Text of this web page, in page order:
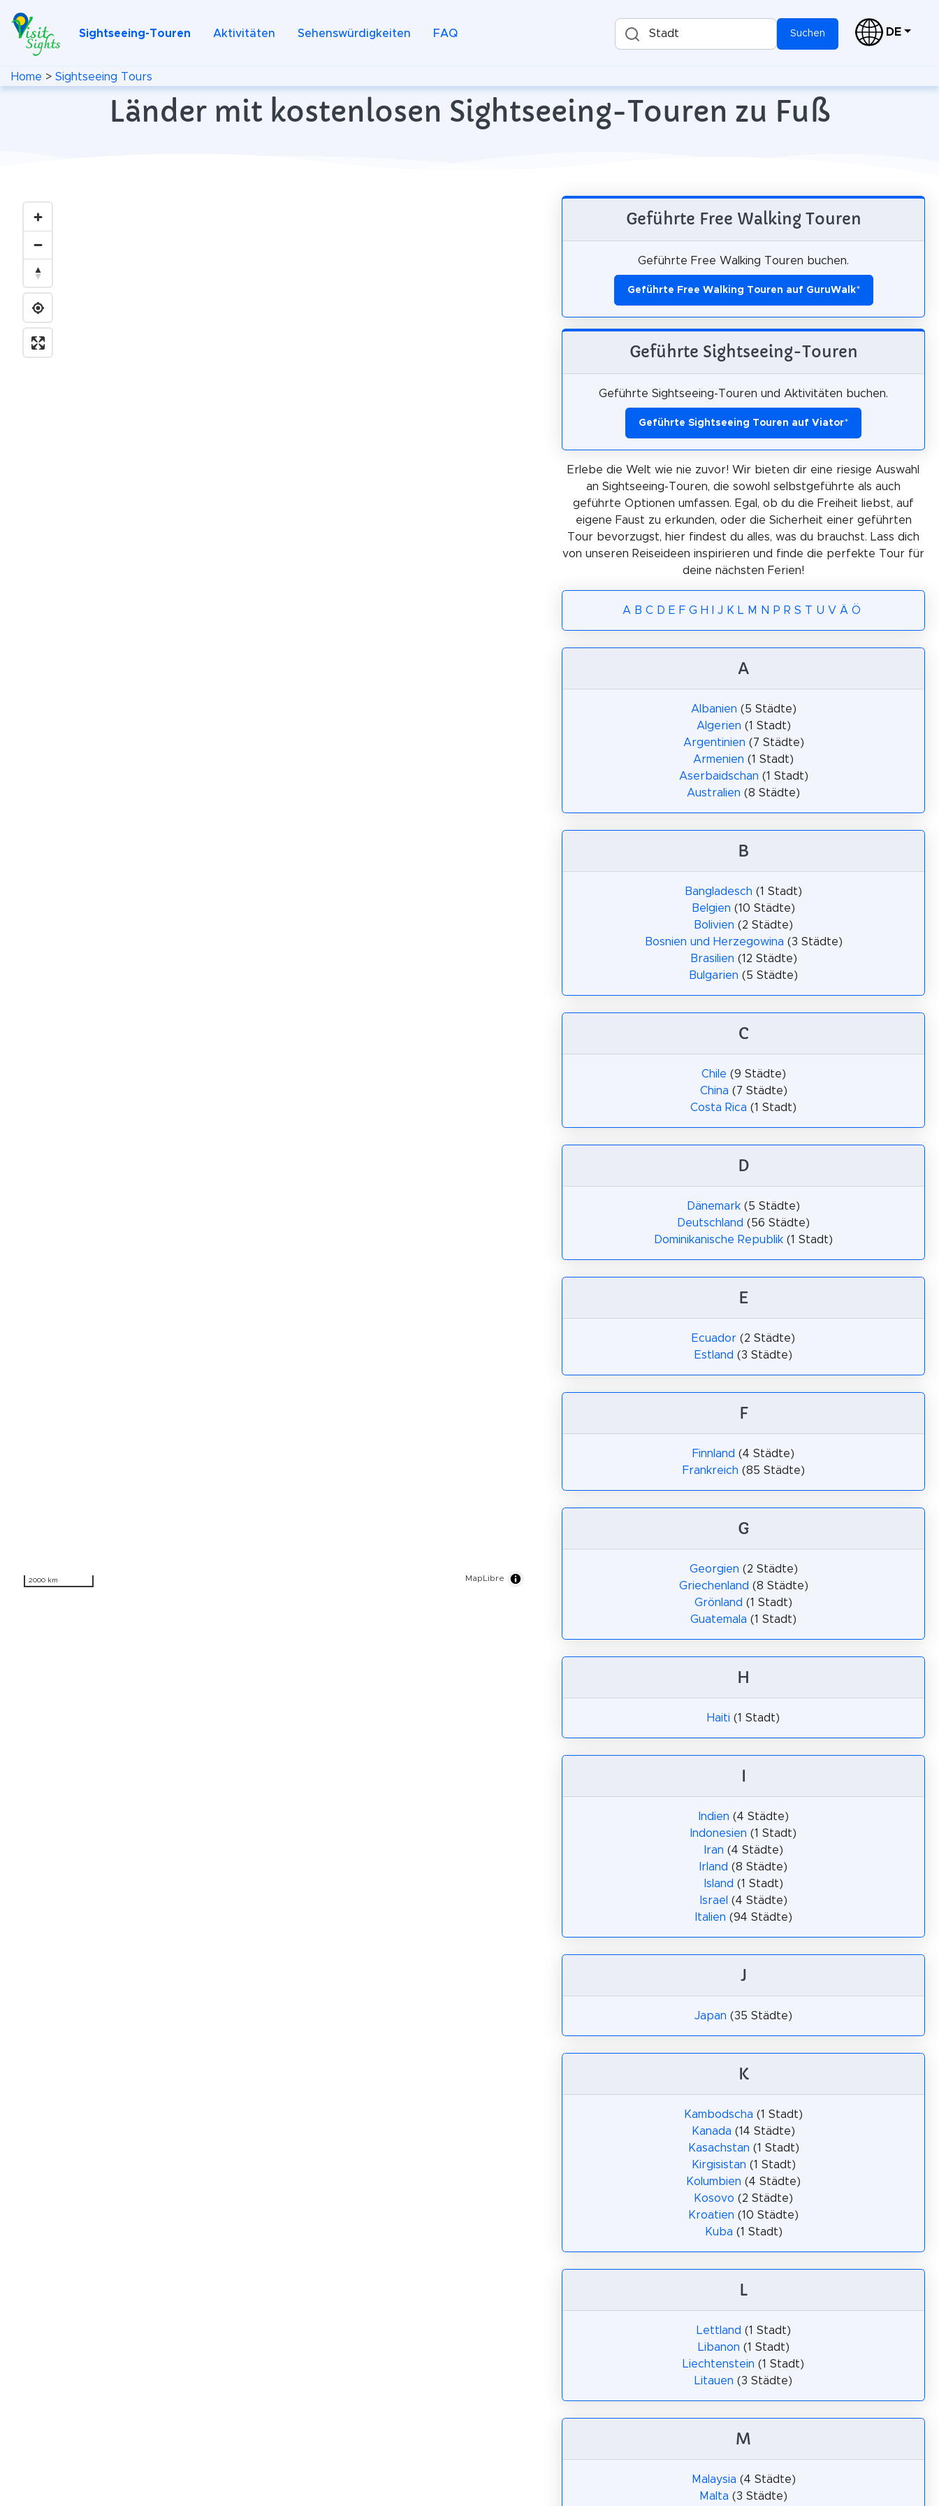
Sightseeing-Touren Aktivitäten Sehenswürdigkeiten FAQ Stadt Suchen DE
Home > Sightseeing Tours
Länder mit kostenlosen Sightseeing-Touren zu Fuß
2000 km MapLibre
Geführte Free Walking Touren
Geführte Free Walking Touren buchen.
Geführte Free Walking Touren auf GuruWalk*
Geführte Sightseeing-Touren
Geführte Sightseeing-Touren und Aktivitäten buchen.
Geführte Sightseeing Touren auf Viator*
Erlebe die Welt wie nie zuvor! Wir bieten dir eine riesige Auswahl
an Sightseeing-Touren, die sowohl selbstgeführte als auch
geführte Optionen umfassen. Egal, ob du die Freiheit liebst, auf
eigene Faust zu erkunden, oder die Sicherheit einer geführten
Tour bevorzugst, hier findest du alles, was du brauchst. Lass dich
von unseren Reiseideen inspirieren und finde die perfekte Tour für
deine nächsten Ferien!
A B C D E F G H J K L M N P R S T U V Ä Ö
A
Albanien (5 Städte)
Algerien (1 Stadt)
Argentinien (7 Städte)
Armenien (1 Stadt)
Aserbaidschan (1 Stadt)
Australien (8 Städte)
B
Bangladesch (1 Stadt)
Belgien (10 Städte)
Bolivien (2 Städte)
Bosnien und Herzegowina (3 Städte)
Brasilien (12 Städte)
Bulgarien (5 Städte)
C
Chile (9 Städte)
China (7 Städte)
Costa Rica (1 Stadt)
D
Dänemark (5 Städte)
Deutschland (56 Städte)
Dominikanische Republik (1 Stadt)
E
Ecuador (2 Städte)
Estland (3 Städte)
F
Finnland (4 Städte)
Frankreich (85 Städte)
G
Georgien (2 Städte)
Griechenland (8 Städte)
Grönland (1 Stadt)
Guatemala (1 Stadt)
H
Haiti (1 Stadt)
I
Indien (4 Städte)
Indonesien (1 Stadt)
Iran (4 Städte)
Irland (8 Städte)
Island (1 Stadt)
Israel (4 Städte)
Italien (94 Städte)
J
Japan (35 Städte)
K
Kambodscha (1 Stadt)
Kanada (14 Städte)
Kasachstan (1 Stadt)
Kirgisistan (1 Stadt)
Kolumbien (4 Städte)
Kosovo (2 Städte)
Kroatien (10 Städte)
Kuba (1 Stadt)
L
Lettland (1 Stadt)
Libanon (1 Stadt)
Liechtenstein (1 Stadt)
Litauen (3 Städte)
M
Malaysia (4 Städte)
Malta (3 Städte)